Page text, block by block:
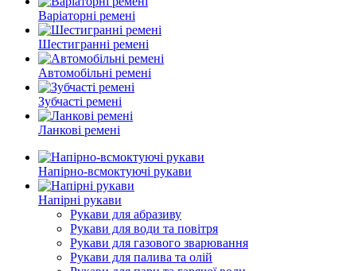
Варіаторні ремені
Шестигранні ремені
Автомобільні ремені
Зубчасті ремені
Ланкові ремені
Напірно-всмоктуючі рукави
Напірні рукави
Рукави для абразиву
Рукави для води та повітря
Рукави для газового зварювання
Рукави для палива та олій